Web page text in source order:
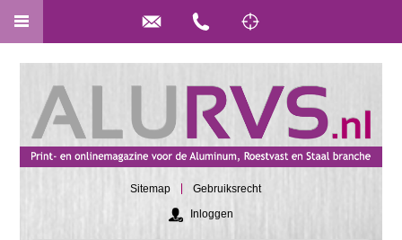
Sitemap
Gebruiksrecht
Inloggen